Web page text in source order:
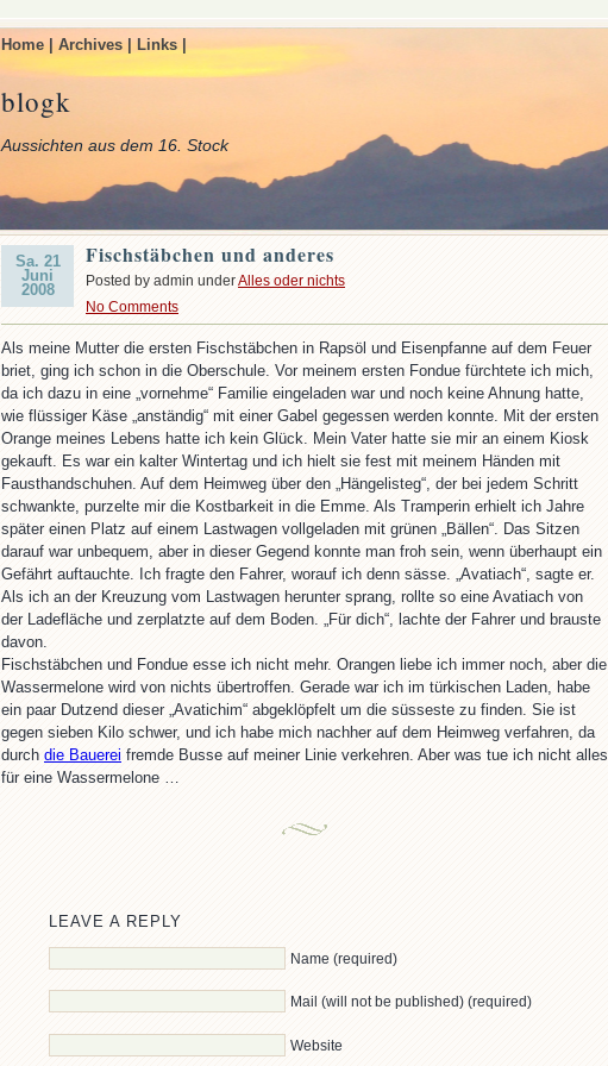
Home | Archives | Links |
blogk
Aussichten aus dem 16. Stock
Sa. 21
Juni
2008
Fischstäbchen und anderes
Posted by admin underAlles oder nichts
No Comments
Als meine Mutter die ersten Fischstäbchen in Rapsöl und Eisenpfanne auf dem Feuer
briet, ging ich schon in die Oberschule. Vor meinem ersten Fondue fürchtete ich mich,
da ich dazu in eine „vornehme“ Familie eingeladen war und noch keine Ahnung hatte,
wie flüssiger Käse „anständig“ mit einer Gabel gegessen werden konnte. Mit der ersten
Orange meines Lebens hatte ich kein Glück. Mein Vater hatte sie mir an einem Kiosk
gekauft. Es war ein kalter Wintertag und ich hielt sie fest mit meinem Händen mit
Fausthandschuhen. Auf dem Heimweg über den „Hängelisteg“, der bei jedem Schritt
schwankte, purzelte mir die Kostbarkeit in die Emme. Als Tramperin erhielt ich Jahre
später einen Platz auf einem Lastwagen vollgeladen mit grünen „Bällen“. Das Sitzen
darauf war unbequem, aber in dieser Gegend konnte man froh sein, wenn überhaupt ein
Gefährt auftauchte. Ich fragte den Fahrer, worauf ich denn sässe. „Avatiach“, sagte er.
Als ich an der Kreuzung vom Lastwagen herunter sprang, rollte so eine Avatiach von
der Ladefläche und zerplatzte auf dem Boden. „Für dich“, lachte der Fahrer und brauste
davon.
Fischstäbchen und Fondue esse ich nicht mehr. Orangen liebe ich immer noch, aber die
Wassermelone wird von nichts übertroffen. Gerade war ich im türkischen Laden, habe
ein paar Dutzend dieser „Avatichim“ abgeklöpfelt um die süsseste zu finden. Sie ist
gegen sieben Kilo schwer, und ich habe mich nachher auf dem Heimweg verfahren, da
durch die Bauerei fremde Busse auf meiner Linie verkehren. Aber was tue ich nicht alles
für eine Wassermelone …
LEAVE A REPLY
Name (required)
Mail (will not be published) (required)
Website